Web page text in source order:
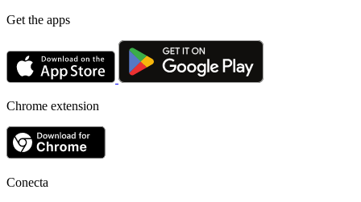
Get the apps
Chrome extension
Conecta